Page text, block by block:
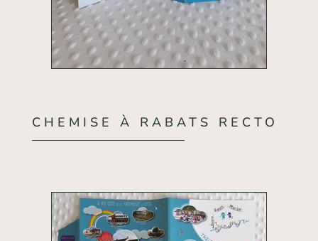
CHEMISE À RABATS RECTO